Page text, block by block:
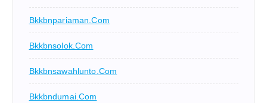
Bkkbnpariaman.com
Bkkbnsolok.com
Bkkbnsawahlunto.com
Bkkbndumai.com